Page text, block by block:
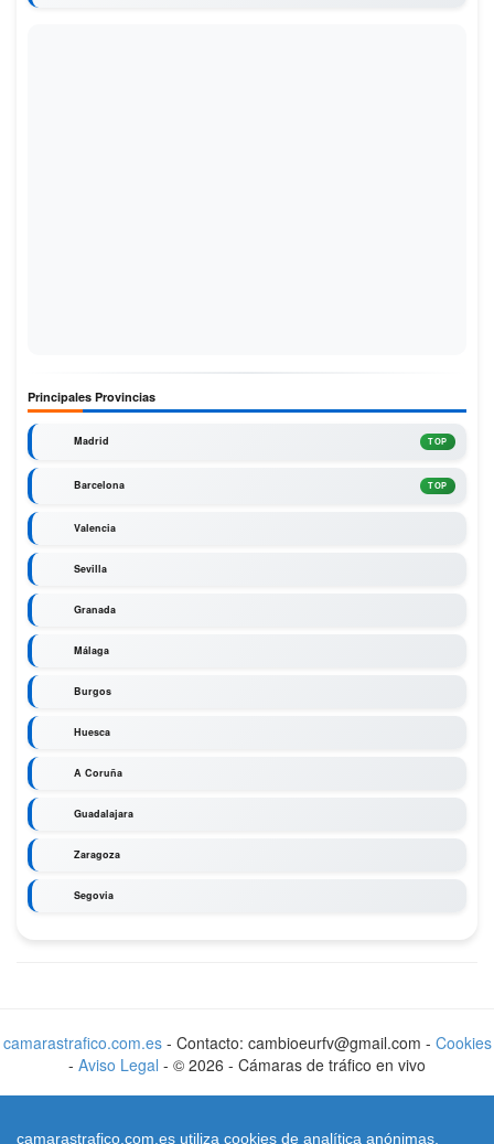
Principales Provincias
Madrid TOP
Barcelona TOP
Valencia
Sevilla
Granada
Málaga
Burgos
Huesca
A Coruña
Guadalajara
Zaragoza
Segovia
camarastrafico.com.es- Contacto: cambioeurfv@gmail.com - Cookies
- Aviso Legal - © 2026 - Cámaras de tráfico en vivo
camarastrafico.com.es utiliza cookies de analítica anónimas,